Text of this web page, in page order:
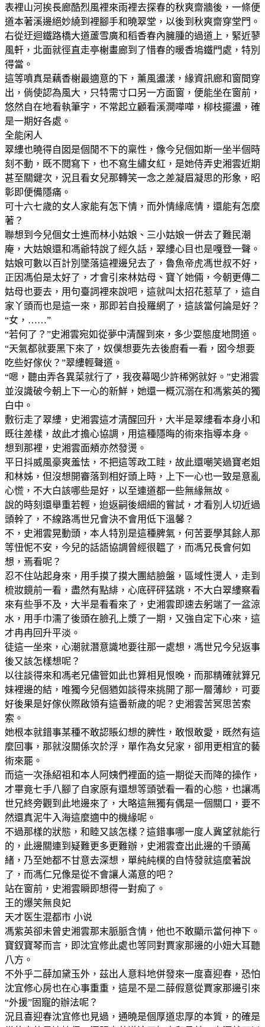
表裡山河挨長廊酷烈風裡來雨裡去探春的秋爽齋牆後，一條便
道本著溪邊絕妙繞到裡腳手和曉翠堂，以後到秋爽齋穿堂門。
右從迂迴鐵路橋大道蘆雪廣和稻香春內臃腫的過道上，緊近蓼
風軒，北面就徑直走亭榭畫廊到了惜春的暖香塢鐵門處，特別
得當。
這等噴真是藕香榭最適意的下，薰風盪漾，緣資訊廊和窗間穿
出，倘使認為風大，只特需寸口另一方面窗，便能坐在窗前，
悠然自在地看執筆字，不常起立顧看溪澗嘩嘩，柳枝擺盪，確
是一期好各處。
全能闲人
翠縷也曉得自囡是個閒不下的稟性，像今兒個如斯一坐半個時
刻不動，既不閱寫下，也不寫生繡女紅，是她侍弄史湘雲近期
甚至關鍵次，況且看女兒那轉笑一念之差凝眉凝思的形象，昭
彰即便備隱痛。
可十六七歲的女人家能有怎下情，而外情緣底情，還能有怎麼
著？
聯想到今兒個女士進而林小姑娘、三小姑娘一併去了難民潮
庵，大姑娘還和馮爺特說了經久話，翠縷心目也是嘎登一聲。
姑娘可數以百計別墜落這裡邊兒去了，魯魚帝虎馮世叔不好，
正因馮伯是太好了，才會引來林姑母、寶丫她倆，今朝更傳二
姑母也要去，用句臺詞裡來說吧，這就叫太招花惹草了，這自
家丫頭而也是這一來，那即若自投羅網了，這該當何論是好？
“女，……”
“若何了？”史湘雲宛如從夢中清醒到來，多少耍態度地問道。
“天氣都就要黑下來了，奴僕想要先去後廚看一看，囡今想要
吃些好傢伙？”翠縷輕聲道。
“嗯，聽由弄各異菜就行了，我夜幕喝少許稀粥就好。”史湘雲
並沒識破今朝上下一心的新鮮，她還一概沉溺在和馮紫英的獨
白中。
敷衍走了翠縷，史湘雲這才清醒回升，大半是翠縷看本身小和
既往差樣，故此才擔心協調，用這種隱晦的術來指導本身。
想到那裡，史湘雲面頰亦然發燙。
平日抖威風豪爽羞怯，不把這等政工眭，故此還嘲笑過寶老姐
和林姊，但沒想開審落到相好頭上時，上下一心也一致是意亂
心慌，不大白該哪些是好，以至連道都一些無緣無故。
說的時刻還舉重若輕，迨返嗣後細細的嘗試，才看別人切近過
頭幹了，不線路馮世兄會決不會用低下溫馨？
不，史湘雲晃動頭，本人特別是這種脾氣，何苦要學其餘人那
等忸怩不安，今兒的話語協調曾經很韞了，而馮兄長會何如
想，焉看呢？
忍不住站起身來，用手摸了摸大團結臉盤，區域性燙人，走到
梳妝鏡前一看，盡然有點緋，心底砰砰猛跳，不大白翠縷察看
來有些爭不及，大半是看看來了，史湘雲即速去躬端了一盆涼
水，用手巾濡了後頭在臉孔上漿了一期，又強自定下心來，這
才冉冉回升平淡。
徒這一坐來，心潮就潛意識地要往那一處想，馮世兄今兒返事
後又該怎樣想呢？
以往談得來和馮老兄儘管如此也算相見恨晚，而那精確就算兄
妹裡邊的結，唯獨今兒個猶如談得來挑開了那一層薄紗，可要
好後果是好傢伙際啟領有這番新歲的呢？史湘雲苦冥思苦索
索。
她根本就錯事某種不敢認賬幻想的脾性，敢恨敢愛，既然有這
麼回事，那就沒關係次於浮，單作為女兒家，卻用更相宜的藝
術來罷。
而這一次孫紹祖和本人阿姨們裡面的這一期從天而降的操作，
才畢竟七手八腳了自家原有還想等頭號看一看的心態，也讓馮
世兄終旁觀到此地邊來了，大略這無獨有偶是一個關口，要不
然還真泥牛入海這麼適中的機緣呢。
不過那樣的狀態，和睦又該怎樣？這錯事哪一度人冀望就能行
的，此邊關連到疑難更多更難辦，史湘雲查出此邊的千頭萬
緒，乃至她都不甘意去深想，單純純樸的自恃發就這麼著說
了，而馮仁兄像是從不會讓人滿意的吧？
站在窗前，史湘雲瞬即想得一對痴了。
王的爆笑無良妃
天才医生混都市 小说
馮紫英卻未曾史湘雲那末脈脈含情，他也不敢顯示當何神下。
寶釵寶琴而言，即沈宜修此處也等同對賈家那邊的小妞大耳聽
八方。
不外乎二薛加黛玉外，茲出人意料地併發來一度喜迎春，恐怕
沈宜修心房也在心事重重，這是不是二薛假意從賈家那邊引來
“外援”固寵的辦法呢？
況且喜迎春沈宜修也見過，通曉是個厚道忠厚的本質，的確是